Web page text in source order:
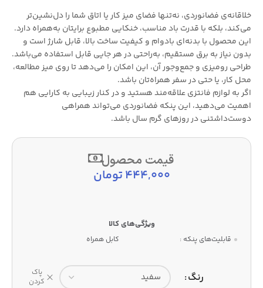
خلاقانه‌ی فضانوردی، نه‌تنها فضای میز کار یا اتاق شما را دل‌نشین‌تر
می‌کند، بلکه با قدرت باد مناسب، خنکایی مطبوع برایتان به‌همراه دارد.
این محصول با بدنه‌ای بادوام و کیفیت ساخت بالا، قابل شارژ است و
بدون نیاز به برق مستقیم، به‌راحتی در هر جایی قابل استفاده می‌باشد.
طراحی رومیزی و جمع‌وجور آن، این امکان را می‌دهد تا روی میز مطالعه،
محل کار، یا حتی در سفر همراه‌تان باشد.
اگر به لوازم فانتزی علاقه‌مند هستید و در کنار زیبایی به کارایی هم
اهمیت می‌دهید، این پنکه فضانوردی می‌تواند همراهی
دوست‌داشتنی در روزهای گرم سال باشد.
قیمت محصول
444,000تومان
قابلیت‌های پنکه : کابل همراه
رنگ
پاک
کردن